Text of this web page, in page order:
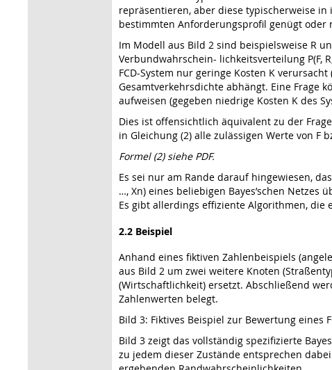
repräsentieren, aber diese typischerweise
bestimmten Anforderungsprofil genügt
Im Modell aus Bild 2 sind beispielsweise R
Verbundwahrschein- lichkeitsverteilung P(F,
FCD-System nur geringe Kosten K
Gesamtverkehrsdichte abhängt. Eine Frage
aufweisen (gegeben niedrige Kosten K des
Dies ist offensichtlich äquivalent zu der
in Gleichung (2) alle zulässigen Werte von F
Formel (2) siehe PDF.
Es sei nur am Rande darauf hingewiesen,
…, Xn) eines beliebigen Bayes’schen
Es gibt allerdings effiziente Algorithmen, die
2.2 Beispiel
Anhand eines fiktiven Zahlenbeispiels
aus Bild 2 um zwei weitere Knoten
(Wirtschaftlichkeit) ersetzt. Abschließend
Zahlenwerten belegt.
Bild 3: Fiktives Beispiel zur Bewertung eines
Bild 3 zeigt das vollständig spezifizierte
zu jedem dieser Zustände entsprechen